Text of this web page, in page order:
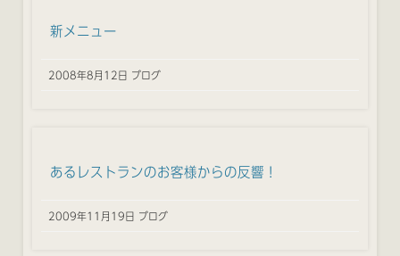
新メニュー
2008年8月12日 ブログ
あるレストランのお客様からの反響！
2009年11月19日 ブログ